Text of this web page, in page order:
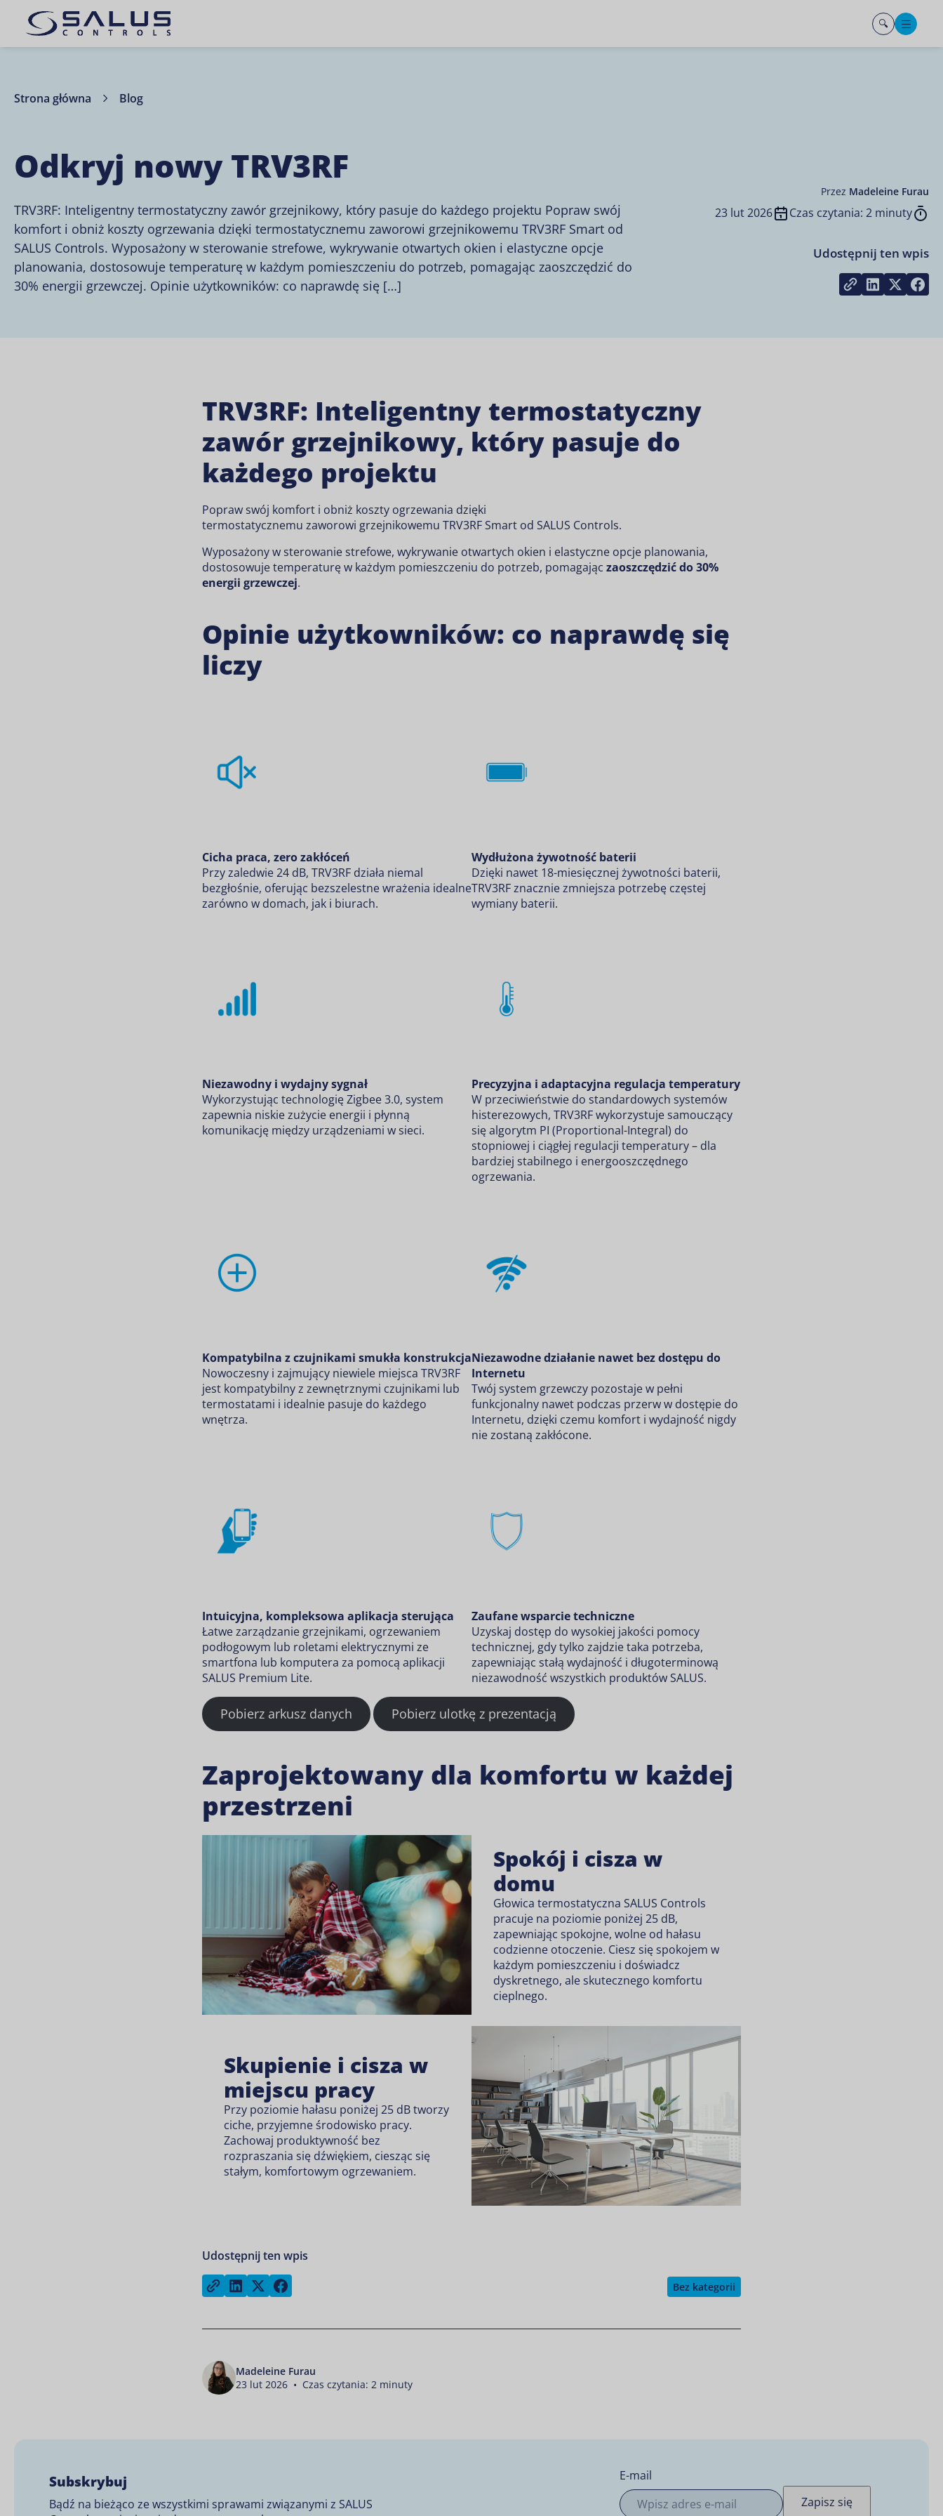
Strona główna Blog
Odkryj nowy TRV3RF
TRV3RF: Inteligentny termostatyczny zawór grzejnikowy, który pasuje do każdego projektu Popraw swój
komfort i obniż koszty ogrzewania dzięki termostatycznemu zaworowi grzejnikowemu TRV3RF Smart od
SALUS Controls. Wyposażony w sterowanie strefowe, wykrywanie otwartych okien i elastyczne opcje
planowania, dostosowuje temperaturę w każdym pomieszczeniu do potrzeb, pomagając zaoszczędzić do
30% energii grzewczej. Opinie użytkowników: co naprawdę się […]
Przez Madeleine Furau
23 lut 2026 Czas czytania: 2 minuty
Udostępnij ten wpis
Copy linkShare on
Share
TRV3RF: Inteligentny termostatyczny
zawór grzejnikowy, który pasuje do
każdego projektu
Popraw swój komfort i obniż koszty ogrzewania dzięki
termostatycznemu zaworowi grzejnikowemu TRV3RF Smart od SALUS Controls.
Wyposażony w sterowanie strefowe, wykrywanie otwartych okien i elastyczne opcje planowania,
dostosowuje temperaturę w każdym pomieszczeniu do potrzeb, pomagając zaoszczędzić do 30%
energii grzewczej.
Opinie użytkowników: co naprawdę się
liczy
Cicha praca, zero zakłóceń
Przy zaledwie 24 dB, TRV3RF działa niemal
bezgłośnie, oferując bezszelestne wrażenia idealne
zarówno w domach, jak i biurach.
Wydłużona żywotność baterii
Dzięki nawet 18-miesięcznej żywotności baterii,
TRV3RF znacznie zmniejsza potrzebę częstej
wymiany baterii.
Niezawodny i wydajny sygnał
Wykorzystując technologię Zigbee 3.0, system
zapewnia niskie zużycie energii i płynną
komunikację między urządzeniami w sieci.
Precyzyjna i adaptacyjna regulacja temperatury
W przeciwieństwie do standardowych systemów
histerezowych, TRV3RF wykorzystuje samouczący
się algorytm PI (Proportional-Integral) do
stopniowej i ciągłej regulacji temperatury – dla
bardziej stabilnego i energooszczędnego
ogrzewania.
Kompatybilna z czujnikami smukła konstrukcja
Nowoczesny i zajmujący niewiele miejsca TRV3RF
jest kompatybilny z zewnętrznymi czujnikami lub
termostatami i idealnie pasuje do każdego
wnętrza.
Niezawodne działanie nawet bez dostępu do
Internetu
Twój system grzewczy pozostaje w pełni
funkcjonalny nawet podczas przerw w dostępie do
Internetu, dzięki czemu komfort i wydajność nigdy
nie zostaną zakłócone.
Intuicyjna, kompleksowa aplikacja sterująca
Łatwe zarządzanie grzejnikami, ogrzewaniem
podłogowym lub roletami elektrycznymi ze
smartfona lub komputera za pomocą aplikacji
SALUS Premium Lite.
Zaufane wsparcie techniczne
Uzyskaj dostęp do wysokiej jakości pomocy
technicznej, gdy tylko zajdzie taka potrzeba,
zapewniając stałą wydajność i długoterminową
niezawodność wszystkich produktów SALUS.
Pobierz arkusz danych Pobierz ulotkę z prezentacją
Zaprojektowany dla komfortu w każdej
przestrzeni
Spokój i cisza w
domu
Głowica termostatyczna SALUS Controls
pracuje na poziomie poniżej 25 dB,
zapewniając spokojne, wolne od hałasu
codzienne otoczenie. Ciesz się spokojem w
każdym pomieszczeniu i doświadcz
dyskretnego, ale skutecznego komfortu
cieplnego.
Skupienie i cisza w
miejscu pracy
Przy poziomie hałasu poniżej 25 dB tworzy
ciche, przyjemne środowisko pracy.
Zachowaj produktywność bez
rozpraszania się dźwiękiem, ciesząc się
stałym, komfortowym ogrzewaniem.
Udostępnij ten wpis
Copy linkShare on LinkedIn
Share on Twitter Bez kategorii
Madeleine Furau
23 lut 2026 • Czas czytania: 2 minuty
Subskrybuj
Bądź na bieżąco ze wszystkimi sprawami związanymi z SALUS
E-mail
Zapisz się